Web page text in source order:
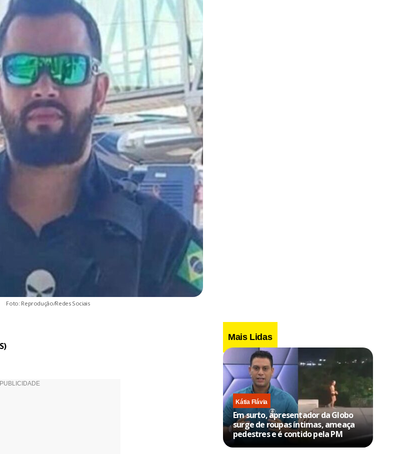
Foto: Reprodução/Redes Sociais
Mais Lidas
Kátia Flávia
Em surto, apresentador da Globo
surge de roupas íntimas, ameaça
pedestres e é contido pela PM